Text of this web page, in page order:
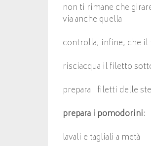
non ti rimane che
via anche quella
controlla, infine, che
risciacqua il filetto
prepara i filetti delle
prepara i pomodorini:
lavali e tagliali a metà